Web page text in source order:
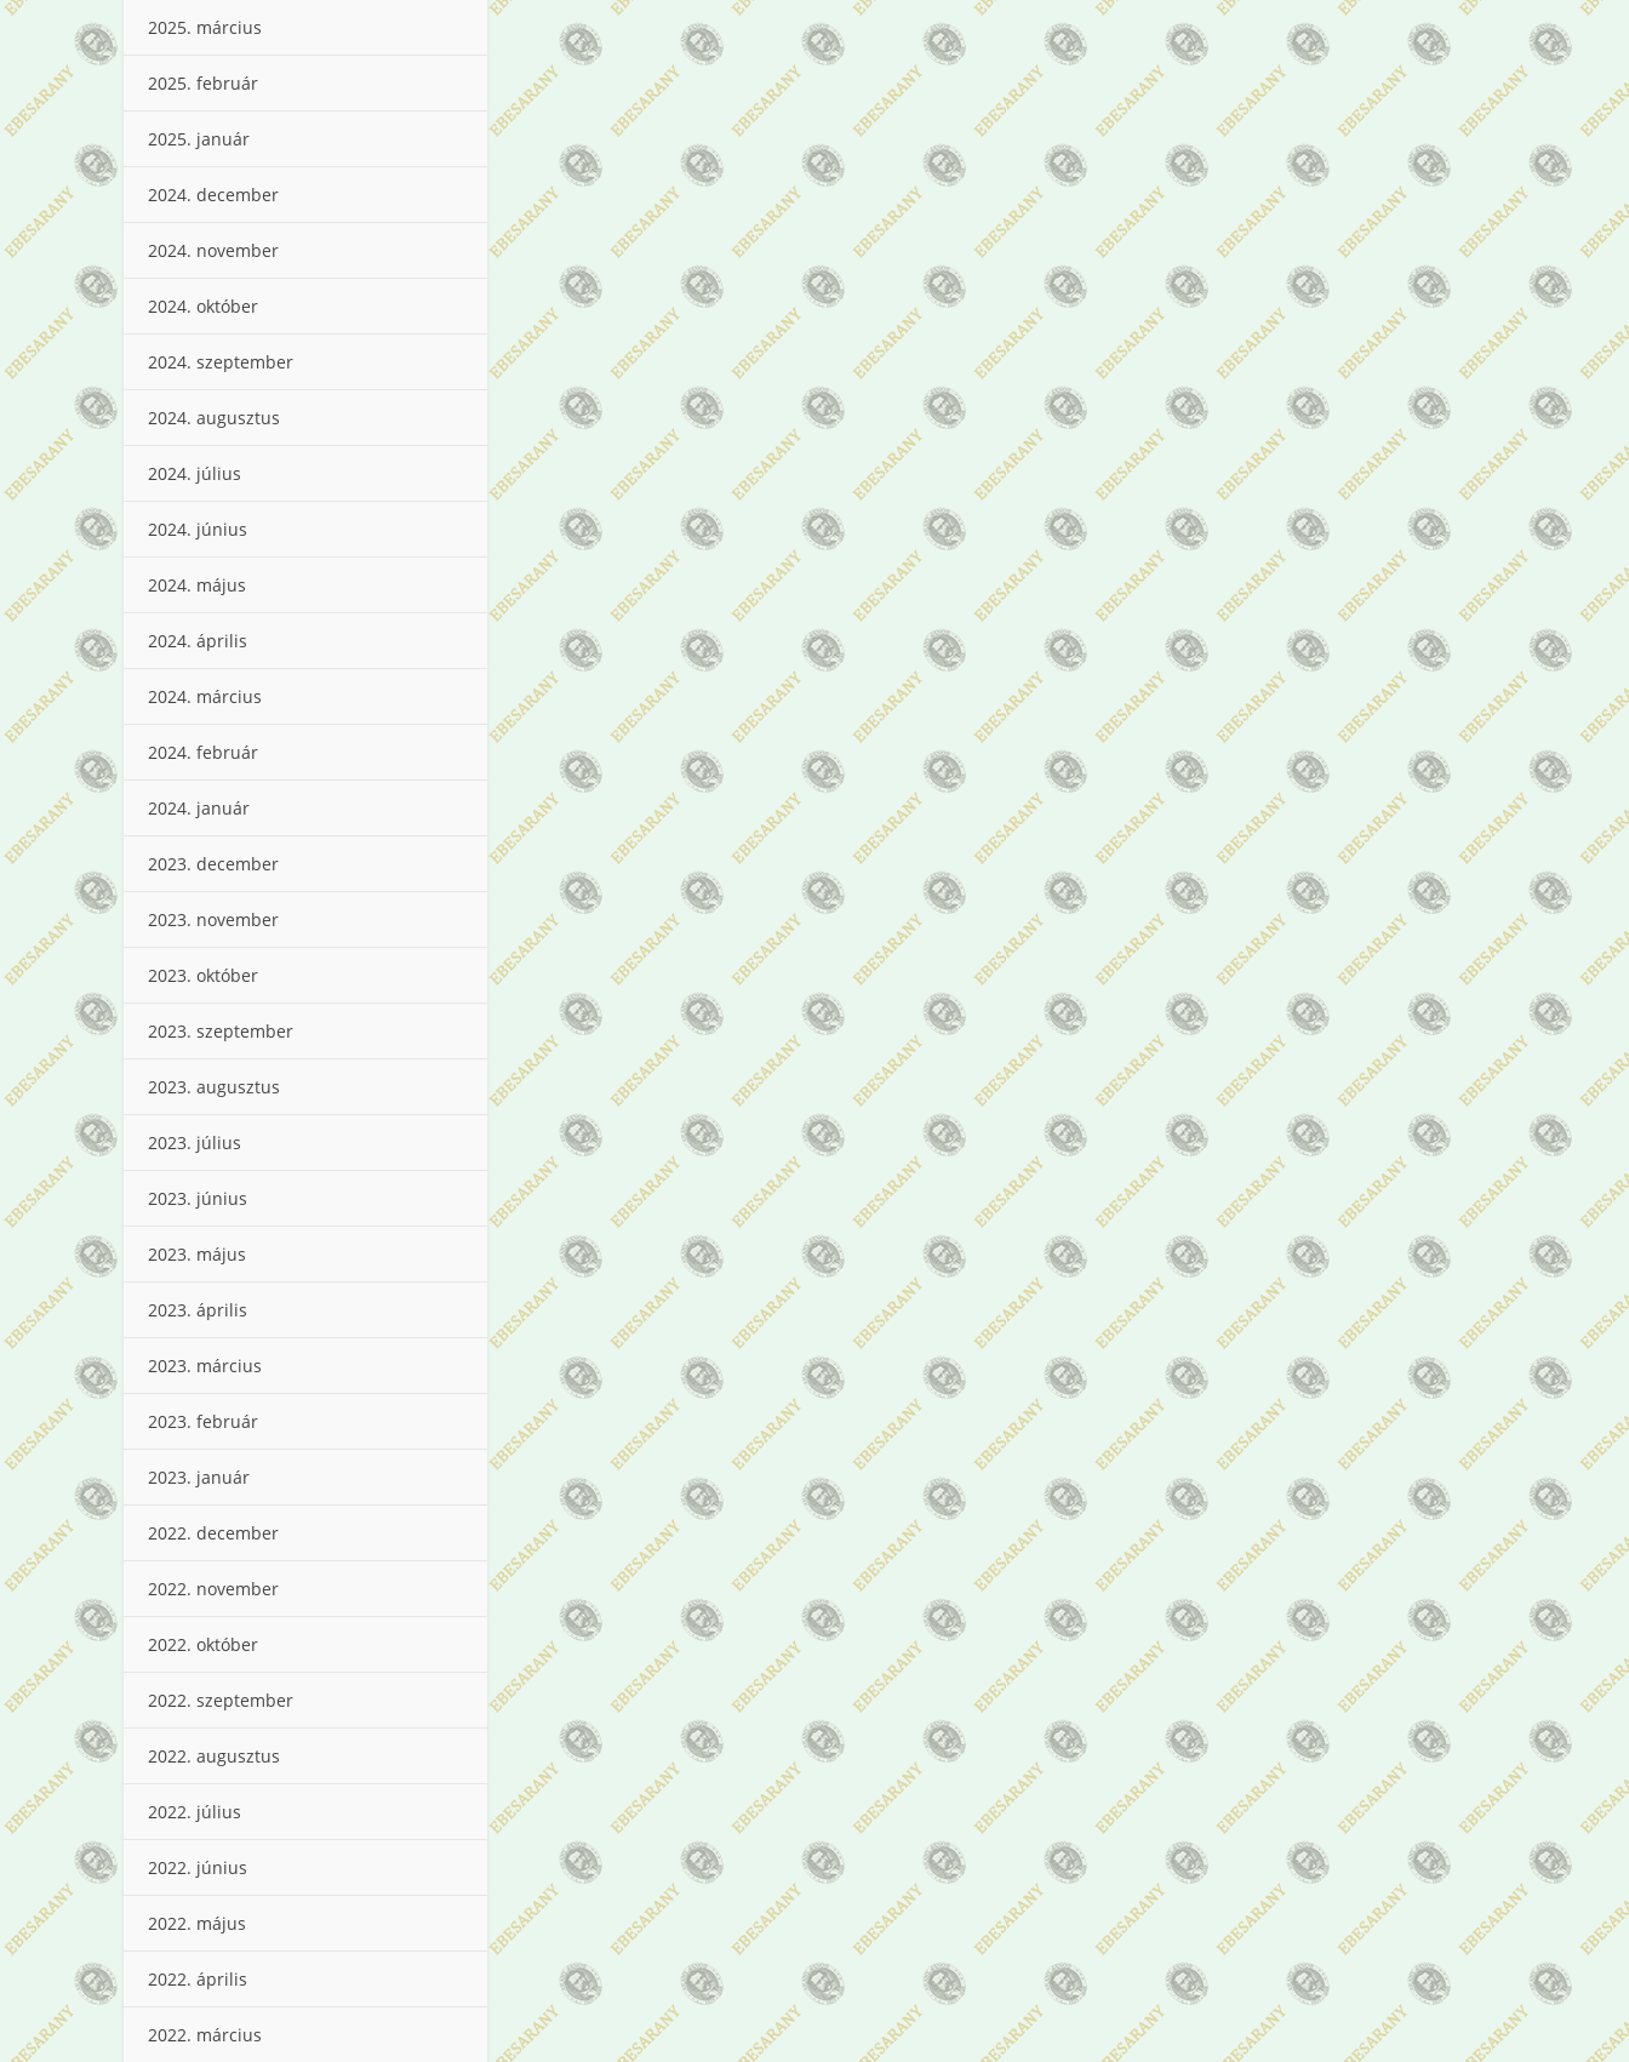
2025. március
2025. február
2025. január
2024. december
2024. november
2024. október
2024. szeptember
2024. augusztus
2024. július
2024. június
2024. május
2024. április
2024. március
2024. február
2024. január
2023. december
2023. november
2023. október
2023. szeptember
2023. augusztus
2023. július
2023. június
2023. május
2023. április
2023. március
2023. február
2023. január
2022. december
2022. november
2022. október
2022. szeptember
2022. augusztus
2022. július
2022. június
2022. május
2022. április
2022. március